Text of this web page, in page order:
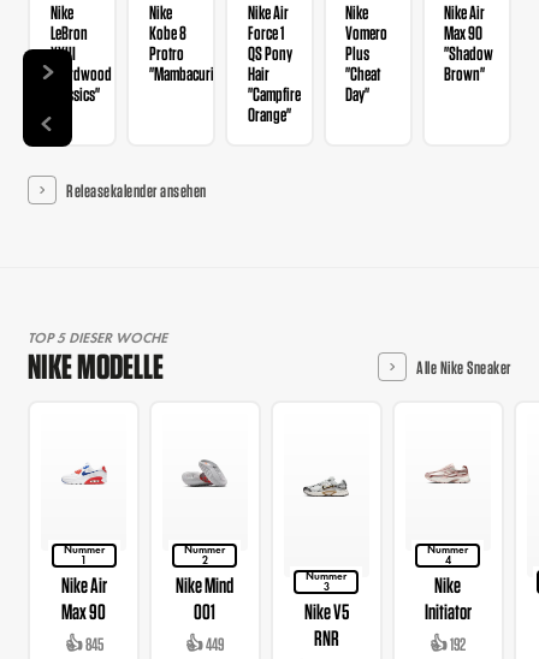
Nike
LeBron
XXIII
"Hardwood
Classics"
Nike
Kobe 8
Protro
"Mambacurial"
Nike Air
Force 1
QS Pony
Hair
"Campfire
Orange"
Nike
Vomero
Plus
"Cheat
Day"
Nike Air
Max 90
"Shadow
Brown"
Releasekalender ansehen
TOP 5 DIESER WOCHE
NIKE MODELLE Alle Nike Sneaker
Nummer
1
Nike Air
Max 90
👍 845
Nummer
2
Nike Mind
001
👍 449
Nummer
3
Nike V5
RNR
Nummer
4
Nike
Initiator
👍 192